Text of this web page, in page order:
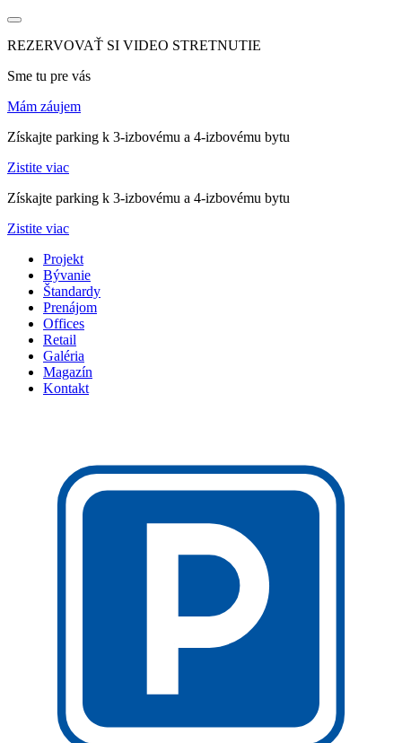
REZERVOVAŤ SI VIDEO STRETNUTIE
Sme tu pre vás
Mám záujem
Získajte parking k 3-izbovému a 4-izbovému bytu
Zistite viac
Získajte parking k 3-izbovému a 4-izbovému bytu
Zistite viac
Projekt
Bývanie
Štandardy
Prenájom
Offices
Retail
Galéria
Magazín
Kontakt